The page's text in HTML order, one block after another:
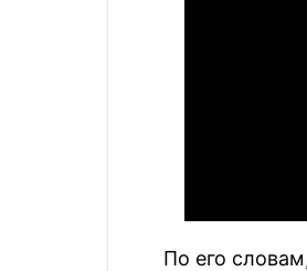
По его